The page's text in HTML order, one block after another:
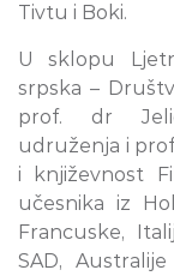
Tivtu i Boki.
U sklopu
srpska –
prof. dr
udruženja i
i književnost
učesnika iz
Francuske,
SAD,